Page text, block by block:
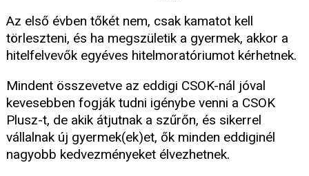
Az első évben tőkét nem, csak kamatot kell
törleszteni, és ha megszületik a gyermek, akkor a
hitelfelvevők egyéves hitelmoratóriumot kérhetnek.
Mindent összevetve az eddigi CSOK-nál jóval
kevesebben fogják tudni igénybe venni a CSOK
Plusz-t, de akik átjutnak a szűrőn, és sikerrel
vállalnak új gyermek(ek)et, ők minden eddiginél
nagyobb kedvezményeket élvezhetnek.